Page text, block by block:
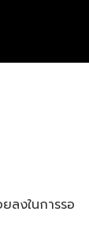
ลงในการรอ